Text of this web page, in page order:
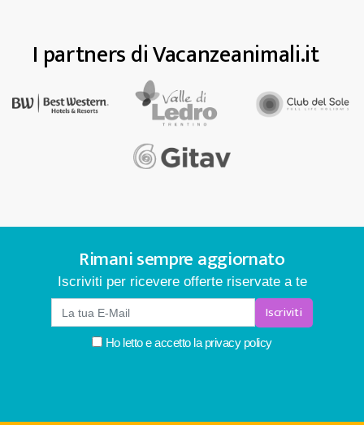
I partners di Vacanzeanimali.it
Rimani sempre aggiornato
Iscriviti per ricevere offerte riservate a te
Iscriviti
Ho letto e accetto laprivacy policy